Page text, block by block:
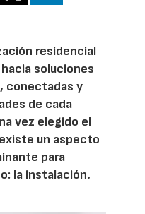
residencial
soluciones
conectadas y
de cada
vez elegido el
un aspecto
para
la instalación.